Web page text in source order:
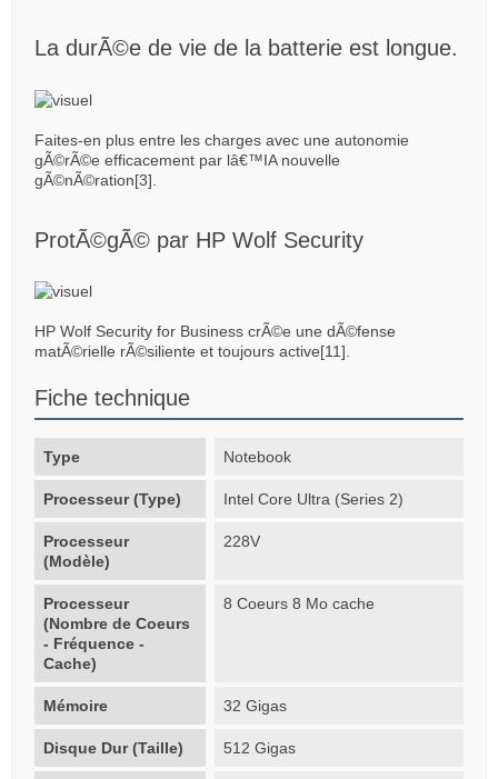
La durÃ©e de vie de la batterie est longue.
Faites-en plus entre les charges avec une autonomie
gÃ©rÃ©e efficacement par lâ€™IA nouvelle
gÃ©nÃ©ration[3].
ProtÃ©gÃ© par HP Wolf Security
HP Wolf Security for Business crÃ©e une dÃ©fense
matÃ©rielle rÃ©siliente et toujours active[11].
Fiche technique
Type Notebook
Processeur (Type) Intel Core Ultra (Series 2)
Processeur
(Modèle)
228V
Processeur
(Nombre de Coeurs
- Fréquence -
Cache)
8 Coeurs 8 Mo cache
Mémoire 32 Gigas
Disque Dur (Taille) 512 Gigas